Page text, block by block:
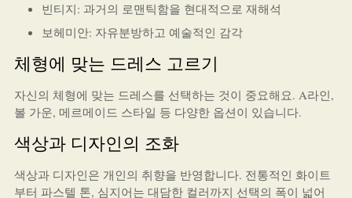
빈티지: 과거의 로맨틱함을 현대적으로 재해석
보헤미안: 자유분방하고 예술적인 감각
체형에 맞는 드레스 고르기
자신의 체형에 맞는 드레스를 선택하는 것이 중요해요. A라인,
볼 가운, 메르메이드 스타일 등 다양한 옵션이 있습니다.
색상과 디자인의 조화
색상과 디자인은 개인의 취향을 반영합니다. 전통적인 화이트
부터 파스텔 톤, 심지어는 대담한 컬러까지 선택의 폭이 넓어